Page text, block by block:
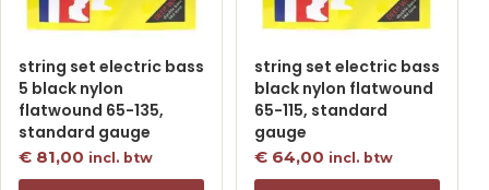
string set electric bass
5 black nylon
flatwound 65-135,
standard gauge
€ 81,00 incl. btw
string set electric bass
black nylon flatwound
65-115, standard
gauge
€ 64,00 incl. btw